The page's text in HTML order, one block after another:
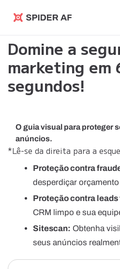
Spider AF
Domine a
marketing em
segundos!
O guia visual para proteger
anúncios.
*Lê-se da direita para a
Proteção contra
desperdiçar
Proteção contra leads
CRM limpo e sua
Sitescan: Obtenha
seus anúncios